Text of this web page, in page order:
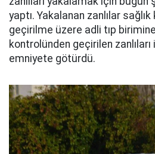
yaptı. Yakalanan zanlılar
geçirilme üzere adli tıp
kontrolünden geçirilen
emniyete götürdü.